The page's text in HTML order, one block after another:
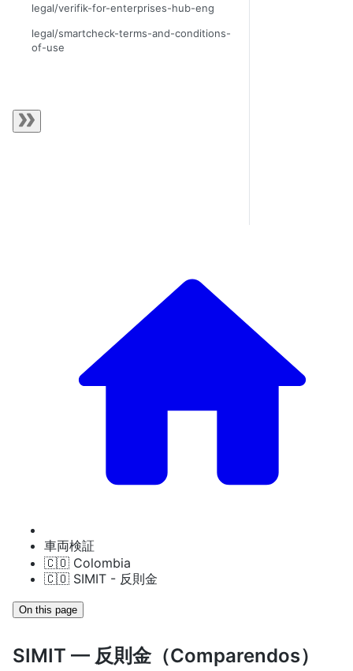
legal/verifik-for-enterprises-hub-eng
legal/smartcheck-terms-and-conditions-
of-use
車両検証
🇨🇴 Colombia
🇨🇴 SIMIT - 反則金
On this page
SIMIT — 反則金（Comparendos）